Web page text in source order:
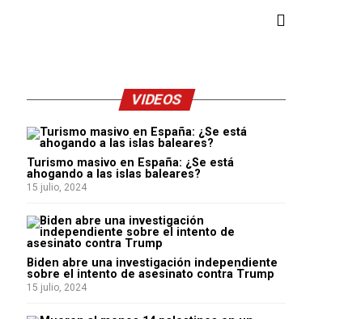
VIDEOS
Turismo masivo en España: ¿Se está
ahogando a las islas baleares?
15 julio, 2024
Biden abre una investigación independiente
sobre el intento de asesinato contra Trump
15 julio, 2024